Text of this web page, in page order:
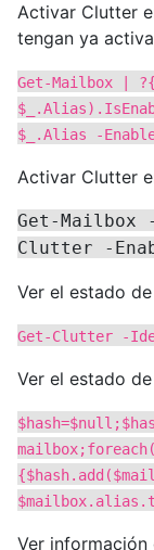
Activar Clutter
tengan ya
Get-Mailbox |
$_.Alias -
Activar Clutter
Get-Mailbox
Clutter -
Ver el estado
Get-Clutter -
Ver el estado
Ver